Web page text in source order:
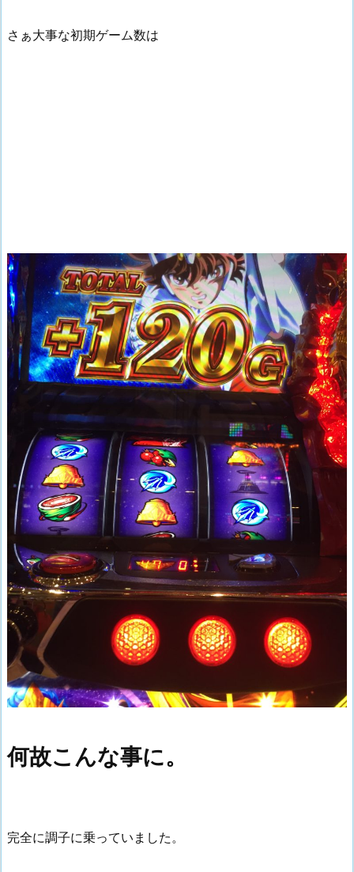
さぁ大事な初期ゲーム数は
何故こんな事に。
完全に調子に乗っていました。